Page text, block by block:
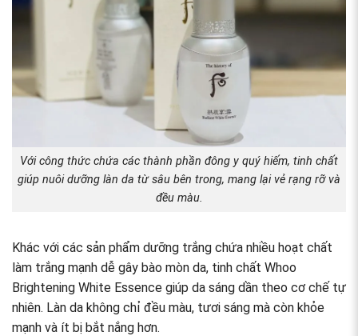
Với công thức chứa các thành phần đông y quý hiếm, tinh chất
giúp nuôi dưỡng làn da từ sâu bên trong, mang lại vẻ rạng rỡ và
đều màu.
Khác với các sản phẩm dưỡng trắng chứa nhiều hoạt chất
làm trắng mạnh dễ gây bào mòn da, tinh chất Whoo
Brightening White Essence giúp da sáng dần theo cơ chế tự
nhiên. Làn da không chỉ đều màu, tươi sáng mà còn khỏe
mạnh và ít bị bắt nắng hơn.